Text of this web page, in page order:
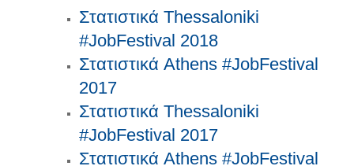
Στατιστικά Thessaloniki
#JobFestival 2018
Στατιστικά Athens #JobFestival
2017
Στατιστικά Thessaloniki
#JobFestival 2017
Στατιστικά Athens #JobFestival